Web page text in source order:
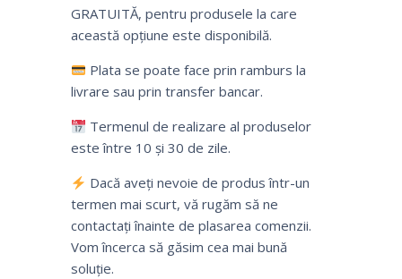
GRATUITĂ, pentru produsele la care
această opțiune este disponibilă.
Plata se poate face prin ramburs la
livrare sau prin transfer bancar.
Termenul de realizare al produselor
este între 10 și 30 de zile.
Dacă aveți nevoie de produs într-un
termen mai scurt, vă rugăm să ne
contactați înainte de plasarea comenzii.
Vom încerca să găsim cea mai bună
soluție.